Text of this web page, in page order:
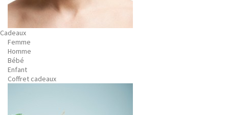
Cadeaux
Femme
Homme
Bébé
Enfant
Coffret cadeaux